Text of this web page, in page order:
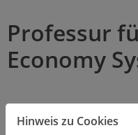
Professur
Economy
Hinweis zu Cookies